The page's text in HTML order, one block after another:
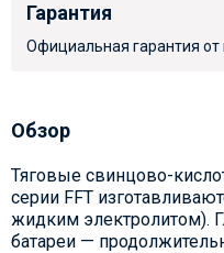
Гарантия
Официальная гарантия от
Обзор
Тяговые свинцово-
серии FFT
жидким электролитом).
батареи —